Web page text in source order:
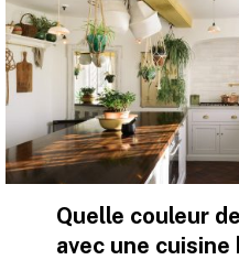
Quelle couleur
avec une cuisine